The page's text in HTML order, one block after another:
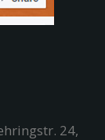
24,